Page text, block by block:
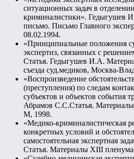
ситуационных задач в
криминалистики». Гедыгушев
письмо. Письмо Главного
08.02.1994.
«Принципиальные положения
экспертиз, связанных с
Статья. Гедыгушев И.А.
съезда суд.медиков, Москва-
«Воспроизведение
(преступления) по следам
субъектов и объектов события
Абрамов С.С.Статья.
М, 1998.
«Медико-криминалистическая
конкретных условий и
самостоятельная экспертная
Статья. Материалы XIII